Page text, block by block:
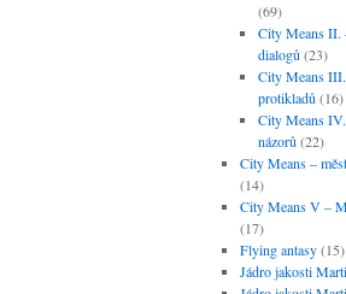
(69)
City Means II.
dialogů (23)
City Means
protikladů (16)
City Means
názorů (22)
City Means –
(14)
City Means V –
(17)
Flying antasy(15)
Jádro jakosti